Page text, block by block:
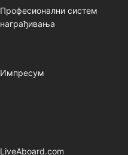
Професионални систем
награђивања
Импресум
LiveAboard.com